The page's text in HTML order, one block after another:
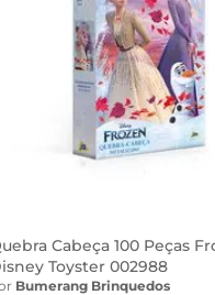
Cabeça 100 Peças
Toyster 002988
Bumerang Brinquedos